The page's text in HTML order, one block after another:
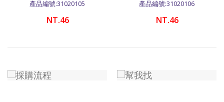
產品編號:31020105
NT.46
產品編號:31020106
NT.46